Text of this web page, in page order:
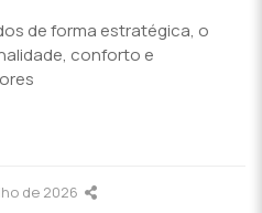
de forma estratégica, o
conforto e
de 2026